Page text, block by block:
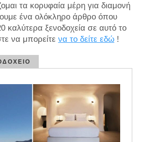
τα κορυφαία μέρη για διαμονή
ένα ολόκληρο άρθρο όπου
καλύτερα ξενοδοχεία σε αυτό το
να μπορείτε να το δείτε εδώ!